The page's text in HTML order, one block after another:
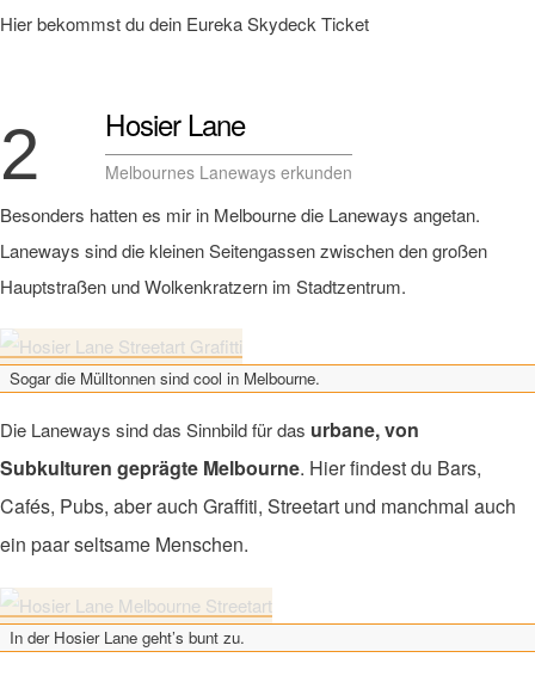
Hier bekommst du dein Eureka Skydeck Ticket
2 Hosier Lane
Melbournes Laneways erkunden
Besonders hatten es mir in Melbourne die Laneways angetan.
Laneways sind die kleinen Seitengassen zwischen den großen
Hauptstraßen und Wolkenkratzern im Stadtzentrum.
Sogar die Mülltonnen sind cool in Melbourne.
Die Laneways sind das Sinnbild für das urbane, von
Subkulturen geprägte Melbourne. Hier findest du Bars,
Cafés, Pubs, aber auch Graffiti, Streetart und manchmal auch
ein paar seltsame Menschen.
In der Hosier Lane geht’s bunt zu.